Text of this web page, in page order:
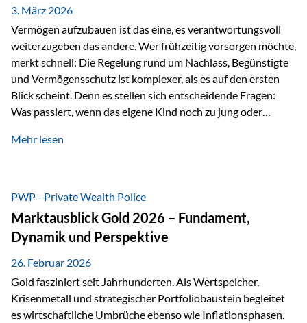
Zinsen, Dividenden und Kursgewinne werden laufend
besteuert.
3. März 2026
Vermögen aufzubauen ist das eine, es verantwortungsvoll
weiterzugeben das andere. Wer frühzeitig vorsorgen möchte,
merkt schnell: Die Regelung rund um Nachlass, Begünstigte
und Vermögensschutz ist komplexer, als es auf den ersten
Blick scheint. Denn es stellen sich entscheidende Fragen:
Was passiert, wenn das eigene Kind noch zu jung oder
verwalten? Wie kann verhindert werden, dass Ex-Partner,
unbürokratisch übertragen, ohne ausschließlich auf ein
Testament angewiesen zu sein? Wenn klassische Lösungen
nicht ausreichen Traditionelle Nachlassregelungen stoßen
oft…
Mehr lesen
PWP - Private Wealth Police
Marktausblick Gold 2026 – Fundament,
Dynamik und Perspektive
26. Februar 2026
Gold fasziniert seit Jahrhunderten. Als Wertspeicher,
Krisenmetall und strategischer Portfoliobaustein begleitet
es wirtschaftliche Umbrüche ebenso wie Inflationsphasen.